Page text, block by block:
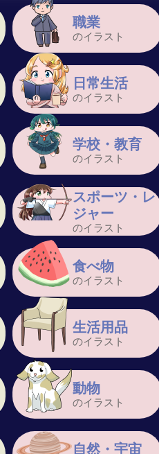
職業
のイラスト
日常生活
のイラスト
学校・教育
のイラスト
スポーツ・レ
ジャー
のイラスト
食べ物
のイラスト
生活用品
のイラスト
動物
のイラスト
自然・宇宙